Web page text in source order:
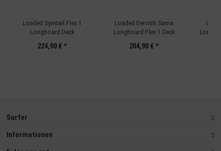
Loaded Symtail Flex 1
Longboard Deck
224,90 € *
Loaded Dervish Sama
Longboard Flex 1 Deck
204,90 € *
Surfer
Informationen